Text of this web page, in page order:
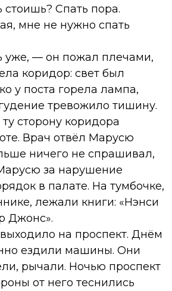
Спать пора.
мне не нужно спать
уже, — он пожал плечами,
коридор: свет был
у поста горела лампа,
тревожило тишину.
сторону коридора
Врач отвёл Марусю
ничего не спрашивал,
за нарушение
в палате. На тумбочке,
лежали книги: «Нэнси
Джонс».
на проспект. Днём
ездили машины. Они
рычали. Ночью проспект
от него теснились